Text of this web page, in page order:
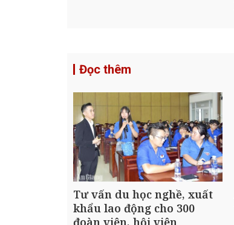
Đọc thêm
Tư vấn du học nghề, xuất
khẩu lao động cho 300
đoàn viên, hội viên